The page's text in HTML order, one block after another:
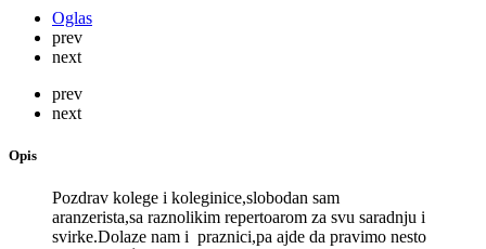
Oglas
prev
next
prev
next
Opis
Pozdrav kolege i koleginice,slobodan sam
aranzerista,sa raznolikim repertoarom za svu saradnju i
svirke.Dolaze nam i praznici,pa ajde da pravimo nesto